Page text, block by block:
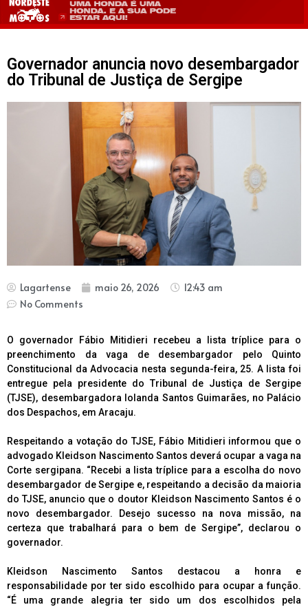
Governador anuncia novo desembargador
do Tribunal de Justiça de Sergipe
Lagartense maio 26, 2026
12:43 am
No Comments
O governador Fábio Mitidieri recebeu a lista tríplice para o
preenchimento da vaga de desembargador pelo Quinto
Constitucional da Advocacia nesta segunda-feira, 25. A lista foi
entregue pela presidente do Tribunal de Justiça de Sergipe
(TJSE), desembargadora Iolanda Santos Guimarães, no Palácio
dos Despachos, em Aracaju.
Respeitando a votação do TJSE, Fábio Mitidieri informou que o
advogado Kleidson Nascimento Santos deverá ocupar a vaga na
Corte sergipana. “Recebi a lista tríplice para a escolha do novo
desembargador de Sergipe e, respeitando a decisão da maioria
do TJSE, anuncio que o doutor Kleidson Nascimento Santos é o
novo desembargador. Desejo sucesso na nova missão, na
certeza que trabalhará para o bem de Sergipe”, declarou o
governador.
Kleidson Nascimento Santos destacou a honra e
responsabilidade por ter sido escolhido para ocupar a função.
“É uma grande alegria ter sido um dos escolhidos pela